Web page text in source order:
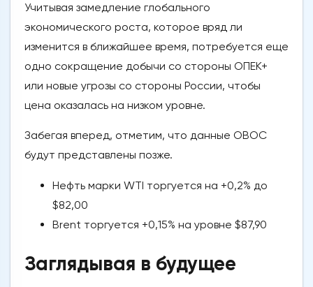
Учитывая замедление глобального
экономического роста, которое вряд ли
изменится в ближайшее время, потребуется еще
одно сокращение добычи со стороны ОПЕК+
или новые угрозы со стороны России, чтобы
цена оказалась на низком уровне.
Забегая вперед, отметим, что данные ОВОС
будут представлены позже.
Нефть марки WTI торгуется на +0,2% до
$82,00
Brent торгуется +0,15% на уровне $87,90
Заглядывая в будущее